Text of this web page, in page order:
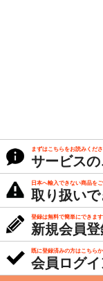
まずはこちらをお読みくだ
サービス
日本へ輸入できない商品を
取り扱い
登録は無料で簡単にできます
新規会員
既に登録済みの方はこちら
会員ログイ